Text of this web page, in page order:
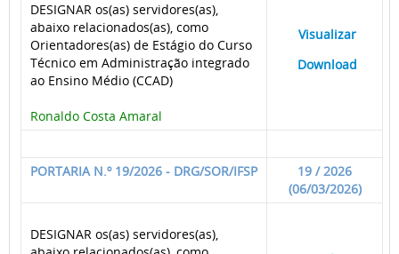
DESIGNAR os(as) servidores(as),
abaixo relacionados(as), como
Orientadores(as) de Estágio do Curso
Técnico em Administração integrado
ao Ensino Médio (CCAD)
Ronaldo Costa Amaral
Visualizar
Download
PORTARIA N.º 19/2026 - DRG/SOR/IFSP
19 / 2026
(06/03/2026)
DESIGNAR os(as) servidores(as),